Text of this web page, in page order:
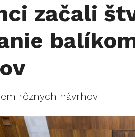
začali
rôznych návrhov